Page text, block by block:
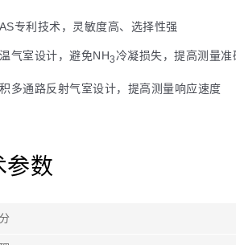
专利技术，灵敏度高、选择性强
气室设计，避免NH3 冷凝损失，提高测量准
多通路反射气室设计，提高测量响应速度
参数